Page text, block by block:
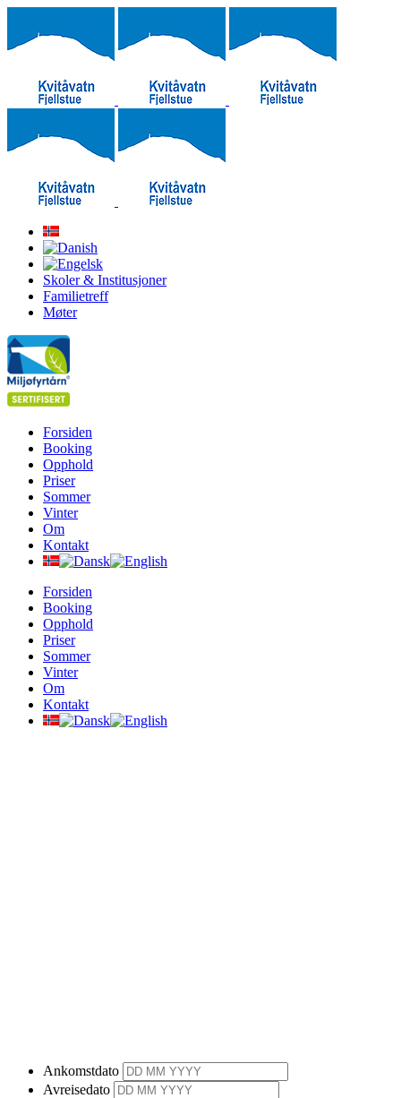
Skoler & Institusjoner
Familietreff
Møter
Forsiden
Booking
Opphold
Priser
Sommer
Vinter
Om
Kontakt
Forsiden
Booking
Opphold
Priser
Sommer
Vinter
Om
Kontakt
Ankomstdato
Avreisedato